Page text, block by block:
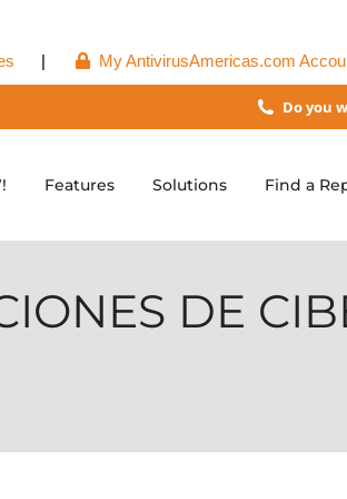
| My AntivirusAmericas.com
Do you
Features Solutions Find a
DE